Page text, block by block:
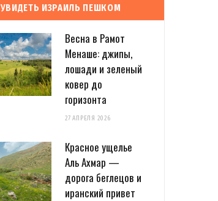
УВИДЕТЬ ИЗРАИЛЬ ПЕШКОМ
Весна в Рамот
Менаше: джипы,
лошади и зеленый
ковер до
горизонта
27 АПРЕЛЯ 2026
Красное ущелье
Аль Ахмар —
дорога беглецов и
иранский привет